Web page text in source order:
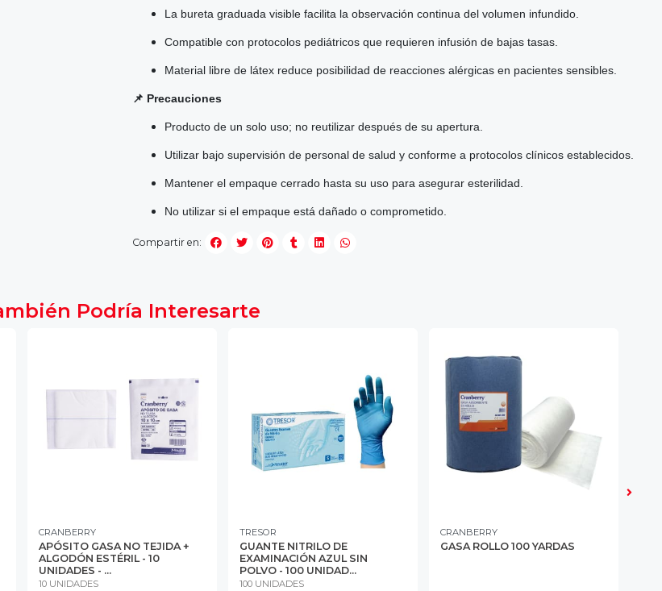
La bureta graduada visible facilita la observación continua del volumen infundido.
Compatible con protocolos pediátricos que requieren infusión de bajas tasas.
Material libre de látex reduce posibilidad de reacciones alérgicas en pacientes sensibles.
📌 Precauciones
Producto de un solo uso; no reutilizar después de su apertura.
Utilizar bajo supervisión de personal de salud y conforme a protocolos clínicos establecidos.
Mantener el empaque cerrado hasta su uso para asegurar esterilidad.
No utilizar si el empaque está dañado o comprometido.
Compartir en:
Podría Interesarte
CRANBERRY
APÓSITO GASA NO TEJIDA +
ALGODÓN ESTÉRIL - 10
UNIDADES - ...
10 UNIDADES
TRESOR
GUANTE NITRILO DE
EXAMINACIÓN AZUL SIN
POLVO - 100 UNIDAD...
100 UNIDADES
CRANBERRY
GASA ROLLO 100 YARDAS